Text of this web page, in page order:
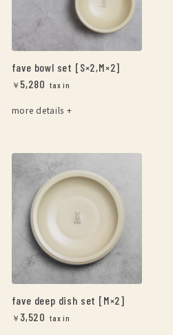
fave bowl set [S×2,M×2]
￥ 5,280
more details +
fave deep dish set [M×2]
￥ 3,520